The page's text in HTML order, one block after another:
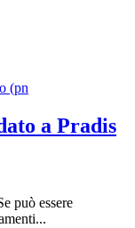
a Pradis
può essere